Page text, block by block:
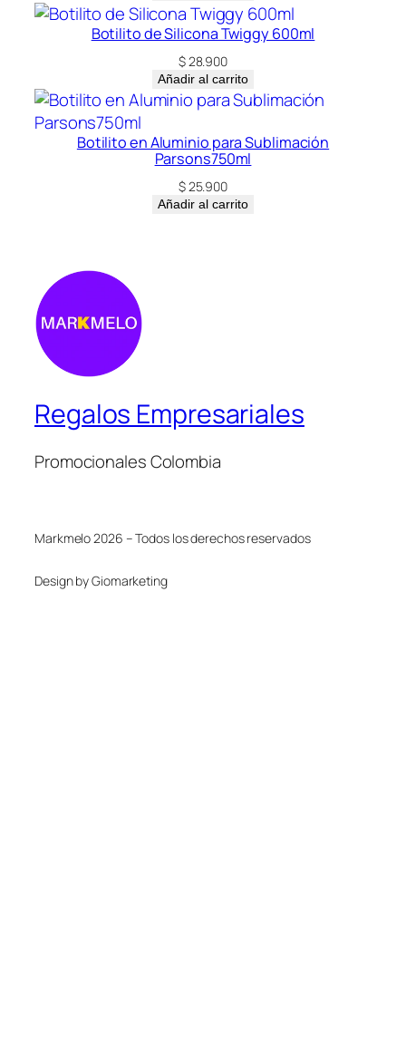
Botilito de Silicona Twiggy 600ml
$28.900
Añadir al carrito
Botilito en Aluminio para Sublimación
Parsons750ml
$25.900
Añadir al carrito
Regalos Empresariales
Promocionales Colombia
Markmelo 2026 – Todos los derechos reservados
Design by Giomarketing